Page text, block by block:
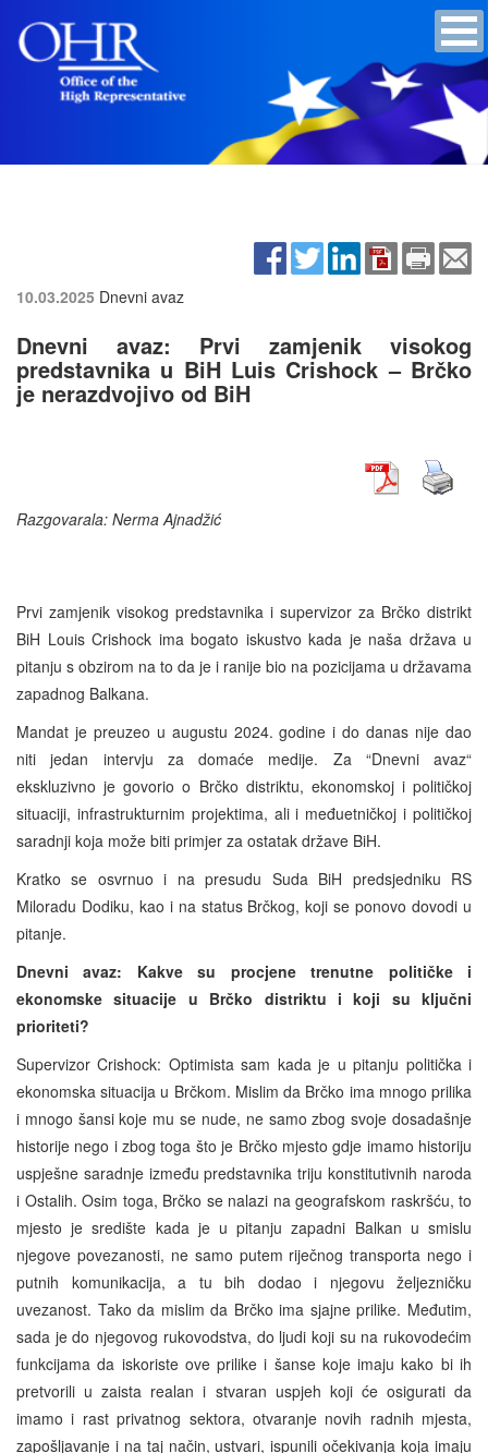
10.03.2025 Dnevni avaz
Dnevni avaz: Prvi zamjenik visokog
predstavnika u BiH Luis Crishock – Brčko
je nerazdvojivo od BiH
Razgovarala: Nerma Ajnadžić
Prvi zamjenik visokog predstavnika i supervizor za Brčko distrikt
BiH Louis Crishock ima bogato iskustvo kada je naša država u
pitanju s obzirom na to da je i ranije bio na pozicijama u državama
zapadnog Balkana.
Mandat je preuzeo u augustu 2024. godine i do danas nije dao
niti jedan intervju za domaće medije. Za “Dnevni avaz“
ekskluzivno je govorio o Brčko distriktu, ekonomskoj i političkoj
situaciji, infrastrukturnim projektima, ali i međuetničkoj i političkoj
saradnji koja može biti primjer za ostatak države BiH.
Kratko se osvrnuo i na presudu Suda BiH predsjedniku RS
Miloradu Dodiku, kao i na status Brčkog, koji se ponovo dovodi u
pitanje.
Dnevni avaz: Kakve su procjene trenutne političke i
ekonomske situacije u Brčko distriktu i koji su ključni
prioriteti?
Supervizor Crishock: Optimista sam kada je u pitanju politička i
ekonomska situacija u Brčkom. Mislim da Brčko ima mnogo prilika
i mnogo šansi koje mu se nude, ne samo zbog svoje dosadašnje
historije nego i zbog toga što je Brčko mjesto gdje imamo historiju
uspješne saradnje između predstavnika triju konstitutivnih naroda
i Ostalih. Osim toga, Brčko se nalazi na geografskom raskršću, to
mjesto je središte kada je u pitanju zapadni Balkan u smislu
njegove povezanosti, ne samo putem riječnog transporta nego i
putnih komunikacija, a tu bih dodao i njegovu željezničku
uvezanost. Tako da mislim da Brčko ima sjajne prilike. Međutim,
sada je do njegovog rukovodstva, do ljudi koji su na rukovodećim
funkcijama da iskoriste ove prilike i šanse koje imaju kako bi ih
pretvorili u zaista realan i stvaran uspjeh koji će osigurati da
imamo i rast privatnog sektora, otvaranje novih radnih mjesta,
zapošljavanje i na taj način, ustvari, ispunili očekivanja koja imaju